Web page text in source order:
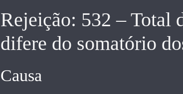
Rejeição: 532 – Total
difere do somatório
Causa